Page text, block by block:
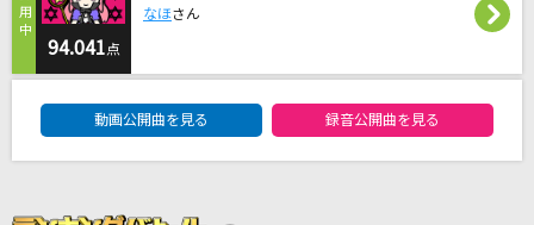
Official髭男dism
公会堂
94.041 点
なほさん
動画公開曲を見る 録音公開曲を見る